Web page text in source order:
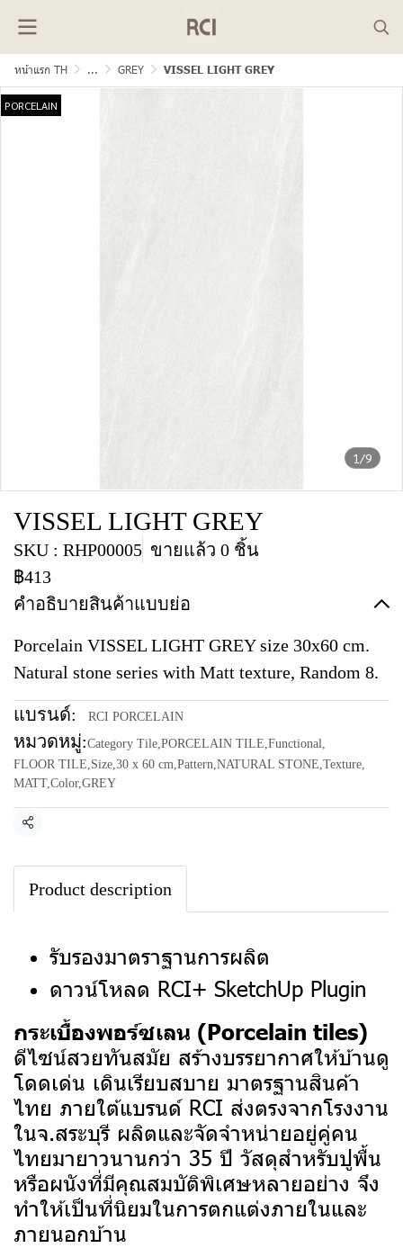
หน้าแรก TH ... GREY VISSEL LIGHT GREY
1/9
PORCELAIN
VISSEL LIGHT GREY
SKU : RHP00005 ขายแล้ว 0 ชิ้น
฿413
คำอธิบายสินค้าแบบย่อ
Porcelain VISSEL LIGHT GREY size 30x60 cm.
Natural stone series with Matt texture, Random 8.
แบรนด์: RCI PORCELAIN
หมวดหมู่:Category Tile,PORCELAIN TILE,Functional,
FLOOR TILE,Size,30 x 60 cm,Pattern,NATURAL STONE,Texture,
MATT,Color,GREY
แชร์
Product description
รับรองมาตราฐานการผลิต
ดาวน์โหลด RCI+ SketchUp Plugin
กระเบื้องพอร์ซเลน (Porcelain tiles)
ดีไซน์สวยทันสมัย สร้างบรรยากาศให้บ้านดู
โดดเด่น เดินเรียบสบาย มาตรฐานสินค้า
ไทย ภายใต้แบรนด์ RCI ส่งตรงจากโรงงาน
ในจ.สระบุรี ผลิตและจัดจำหน่ายอยู่คู่คน
ไทยมายาวนานกว่า 35 ปี วัสดุสำหรับปูพื้น
หรือผนังที่มีคุณสมบัติพิเศษหลายอย่าง จึง
ทำให้เป็นที่นิยมในการตกแต่งภายในและ
ภายนอกบ้าน